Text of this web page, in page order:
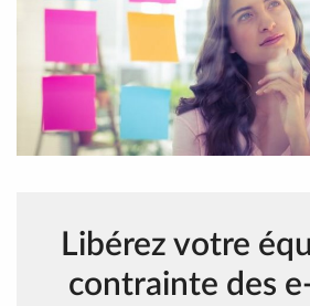
Libérez votre
contrainte des